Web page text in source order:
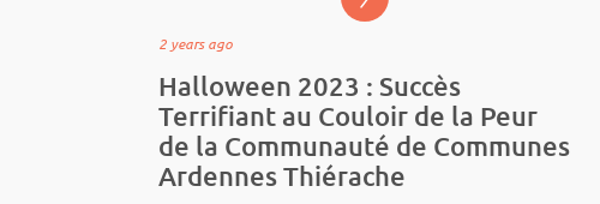
Halloween 2023 : Succès
Terrifiant au Couloir de la Peur
de la Communauté de Communes
Ardennes Thiérache
2 years ago